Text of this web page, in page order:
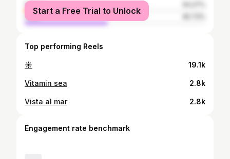
female
male
Start a Free Trial to Unlock
Top performing Reels
☀️ 19.1k
Vitamin sea 2.8k
Vista al mar 2.8k
Engagement rate benchmark